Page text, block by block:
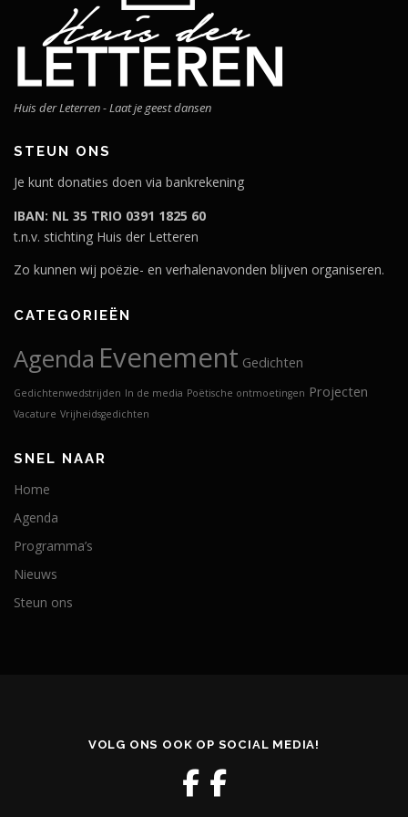
Huis der Leterren - Laat je geest dansen
STEUN ONS
Je kunt donaties doen via bankrekening
IBAN: NL 35 TRIO 0391 1825 60
t.n.v. stichting Huis der Letteren
Zo kunnen wij poëzie- en verhalenavonden blijven organiseren.
CATEGORIEËN
Agenda Evenement Gedichten
Gedichtenwedstrijden In de media Poëtische ontmoetingen Projecten
Vacature Vrijheidsgedichten
SNEL NAAR
Home
Agenda
Programma’s
Nieuws
Steun ons
VOLG ONS OOK OP SOCIAL MEDIA!